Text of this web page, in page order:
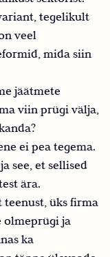
tegelikult
veel
mida siin
jäätmete
viin prügi välja,
ei pea tegema.
see, et sellised
ära.
teenust, üks firma
olmeprügi ja
ka